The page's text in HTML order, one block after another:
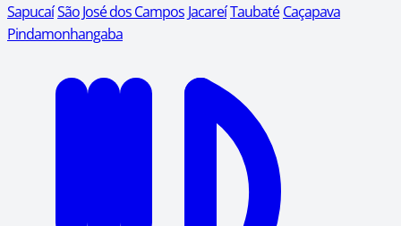
SapucaíSão José dos Campos JacareíTaubaté Caçapava
Pindamonhangaba